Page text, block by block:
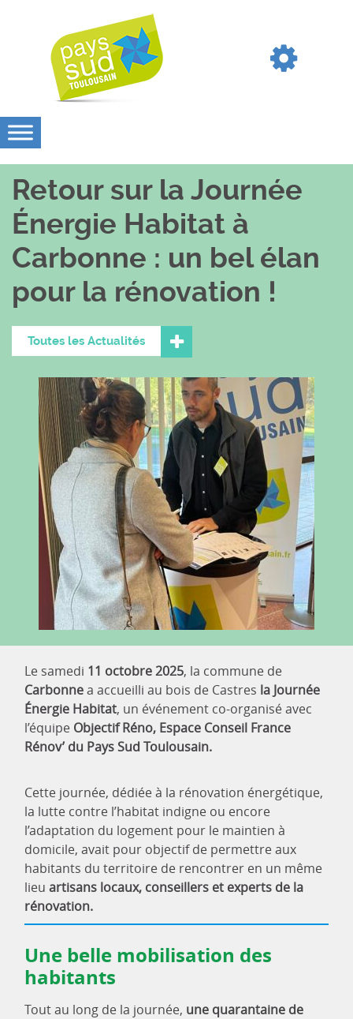
Retour sur la Journée
Énergie Habitat à
Carbonne : un bel élan
pour la rénovation !
Toutes les Actualités
Le samedi 11 octobre 2025, la commune de
Carbonnea accueilli au bois de Castres la Journée
Énergie Habitat, un événement co-organisé avec
l’équipe Objectif Réno, Espace Conseil France
Rénov’ du Pays Sud Toulousain.
Cette journée, dédiée à la rénovation énergétique,
la lutte contre l’habitat indigne ou encore
l’adaptation du logement pour le maintien à
domicile, avait pour objectif de permettre aux
habitants du territoire de rencontrer en un même
lieu artisans locaux, conseillers et experts de la
rénovation.
Une belle mobilisation des
habitants
Tout au long de la journée, une quarantaine de